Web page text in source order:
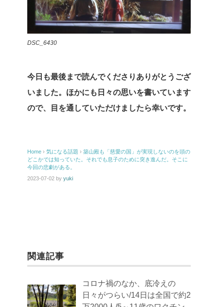
DSC_6430
今日も最後まで読んでくださりありがとうござ
いました。ほかにも日々の思いを書いています
ので、目を通していただけましたら幸いです。
Home › 気になる話題 › 築山殿も「慈愛の国」が実現しないのを頭の
どこかでは知っていた。それでも息子のために突き進んだ。そこに
今回の悲劇がある。
2023-07-02 by yuki
関連記事
コロナ禍のなか、底冷えの
日々がつらい/14日は全国で約2